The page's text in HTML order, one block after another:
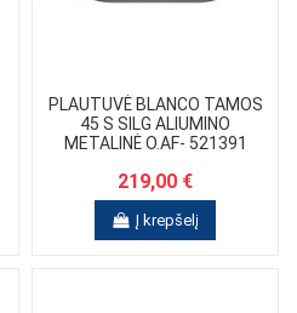
PLAUTUVĖ BLANCO TAMOS
45 S SILG ALIUMINO
METALINĖ O.AF- 521391
219,00 €
Į krepšelį